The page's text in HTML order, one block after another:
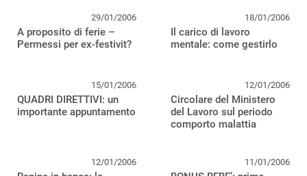
29/01/2006
A proposito di ferie –
Permessi per ex-festivit?
18/01/2006
Il carico di lavoro
mentale: come gestirlo
15/01/2006
QUADRI DIRETTIVI: un
importante appuntamento
12/01/2006
Circolare del Ministero
del Lavoro sul periodo
comporto malattia
12/01/2006 11/01/2006